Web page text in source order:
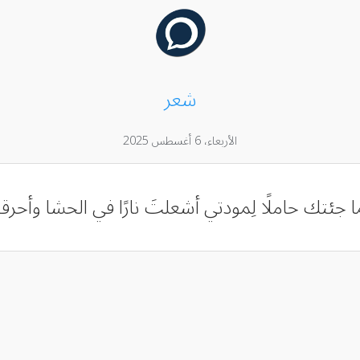
شعر
الأربعاء، 6 أغسطس 2025
جئتك حاملًا لِمودتي أشعلتَ نارًا في الحشا